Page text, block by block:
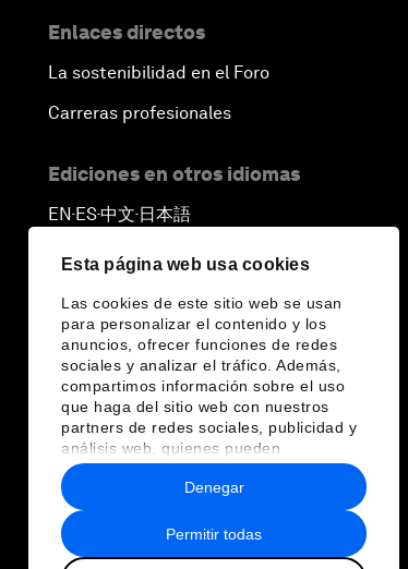
Esta página web usa cookies
Las cookies de este sitio web se usan
para personalizar el contenido y los
anuncios, ofrecer funciones de redes
sociales y analizar el tráfico. Además,
compartimos información sobre el uso
que haga del sitio web con nuestros
partners de redes sociales, publicidad y
análisis web, quienes pueden
combinarla con otra información que les
haya proporcionado o que hayan
recopilado a partir del uso que haya
hecho de sus servicios.
Permitir todas
Denegar
Enlaces directos
La sostenibilidad en el Foro
Carreras profesionales
Ediciones en otros idiomas
EN ▪ ES▪中文▪ 日本語